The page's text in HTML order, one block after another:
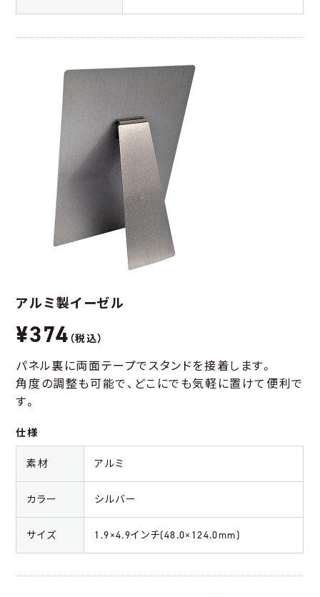
アルミ製イーゼル
¥374 （税込）
パネル裏に両面テープでスタンドを接着します。
角度の調整も可能で、どこにでも気軽に置けて便利で
す。
仕様
素材 アルミ
カラー シルバー
サイズ 1.9×4.9インチ(48.0×124.0mm)